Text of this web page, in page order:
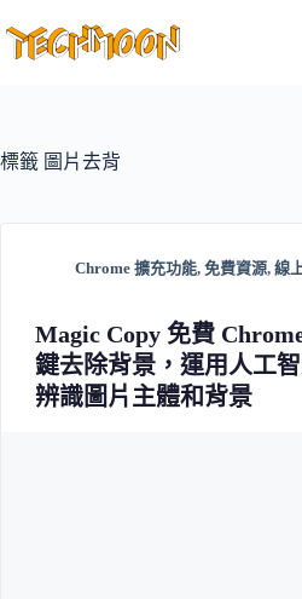
至
容
標籤 圖片去背
Chrome 擴充功能, 免費資源, 線
Magic Copy 免費
鍵去除背景，運用人工
辨識圖片主體和背景